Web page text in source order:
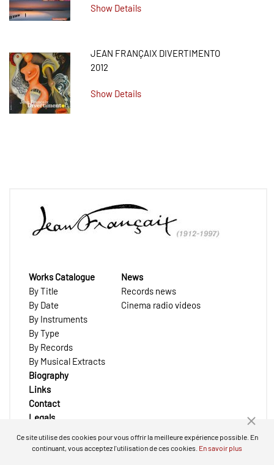
Show Details
JEAN FRANÇAIX DIVERTIMENTO
2012
Show Details
Works Catalogue
By Title
By Date
By Instruments
By Type
By Records
By Musical Extracts
News
Records news
Cinema radio videos
Biography
Links
Contact
Legals
Ce site utilise des cookies pour vous offrir la meilleure expérience possible. En
continuant, vous acceptez l'utilisation de ces cookies. En savoir plus